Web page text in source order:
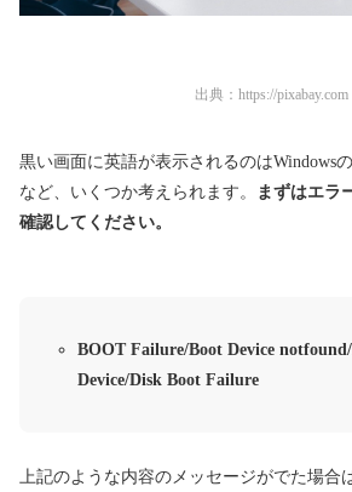
出典： https://pixabay.com
黒い画面に英語が表示されるのはWindows
など、いくつか考えられます。
まずはエラ
確認してください。
BOOT Failure/Boot Device
Device/Disk Boot Failure
上記のような内容のメッセージがでた場合